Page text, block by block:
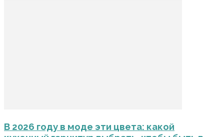
В 2026 году в моде эти цвета: какой